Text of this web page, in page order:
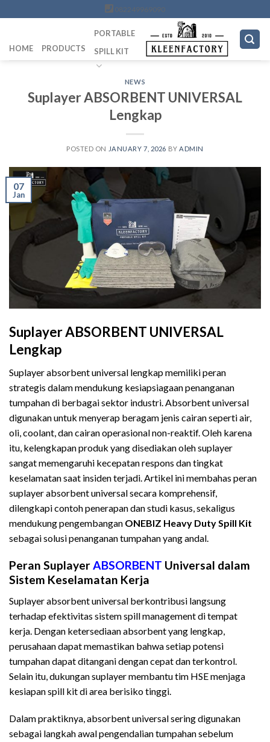
to
082249969090
HOME PRODUCTS
PORTABLE
SPILL KIT
NEWS
Suplayer ABSORBENT UNIVERSAL
Lengkap
POSTED ON JANUARY 7, 2026 BY ADMIN
07
Jan
Suplayer ABSORBENT UNIVERSAL
Lengkap
Suplayer absorbent universal lengkap memiliki peran
strategis dalam mendukung kesiapsiagaan penanganan
tumpahan di berbagai sektor industri. Absorbent universal
digunakan untuk menyerap beragam jenis cairan seperti air,
oli, coolant, dan cairan operasional non-reaktif. Oleh karena
itu, kelengkapan produk yang disediakan oleh suplayer
sangat memengaruhi kecepatan respons dan tingkat
keselamatan saat insiden terjadi. Artikel ini membahas peran
suplayer absorbent universal secara komprehensif,
dilengkapi contoh penerapan dan studi kasus, sekaligus
mendukung pengembangan ONEBIZ Heavy Duty Spill Kit
sebagai solusi penanganan tumpahan yang andal.
Peran SuplayerABSORBENT Universal dalam
Sistem Keselamatan Kerja
Suplayer absorbent universal berkontribusi langsung
terhadap efektivitas sistem spill management di tempat
kerja. Dengan ketersediaan absorbent yang lengkap,
perusahaan dapat memastikan bahwa setiap potensi
tumpahan dapat ditangani dengan cepat dan terkontrol.
Selain itu, dukungan suplayer membantu tim HSE menjaga
kesiapan spill kit di area berisiko tinggi.
Dalam praktiknya, absorbent universal sering digunakan
sebagai langkah awal pengendalian tumpahan sebelum